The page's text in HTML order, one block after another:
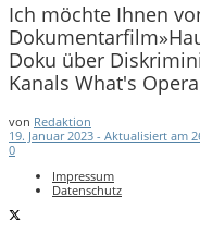
Ich möchte Ihnen
Doku über
Kanals What's
von Redaktion
19. Januar 2023 - Aktualisiert am
0
Impressum
Datenschutz